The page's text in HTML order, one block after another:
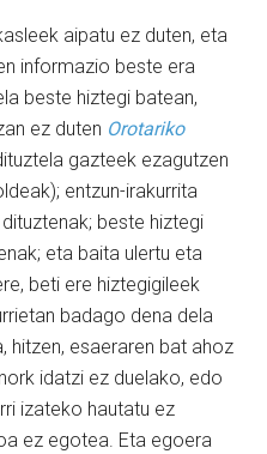
aipatu ez duten, eta
informazio beste era
beste hiztegi batean,
ez duten Orotariko
gazteek ezagutzen
entzun-irakurrita
beste hiztegi
eta baita ulertu eta
beti ere hiztegigileek
badago dena dela
hitzen, esaeraren bat ahoz
idatzi ez duelako, edo
izateko hautatu ez
ez egotea. Eta egoera